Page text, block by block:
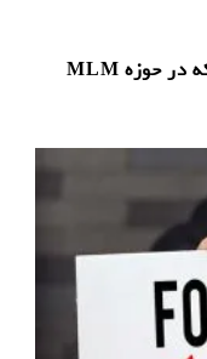
ضرردهی بیش از 99 درصدی افرادی که در حوزه MLM